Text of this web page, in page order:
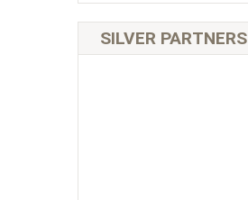
SILVER PARTNERS